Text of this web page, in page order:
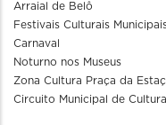
Arraial de Belô
Festivais Culturais
Carnaval
Noturno nos Museus
Zona Cultura Praça da
Circuito Municipal de Cultura